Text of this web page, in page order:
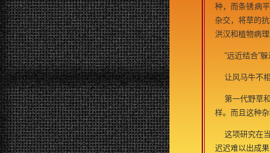
种，而条锈病
杂交，将草的
洪汉和植物病
“远近结合”躲
让风马牛不相
第一代野草和
样。而且这种
这项研究在当
迟迟难以出成果